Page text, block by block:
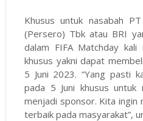
Khusus untuk nasabah
(Persero) Tbk atau BRI
dalam FIFA Matchday
khusus yakni dapat
5 Juni 2023. “Yang pasti
pada 5 Juni khusus untuk
menjadi sponsor. Kita ingin
terbaik pada masyarakat”,